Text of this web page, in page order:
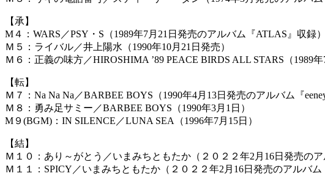
【承】
M４：WARS／PSY・S（1989年7月21日発売のアルバム『ATLAS』収録）
Ｍ５：ライバル／井上陽水（1990年10月21日発売）
Ｍ６：正義の味方／HIROSHIMA ’89 PEACE BIRDS ALL STARS（1989年
【転】
Ｍ７：Na Na Na／BARBEE BOYS（1990年4月13日発売のアルバム『eeney
Ｍ８：勇み足サミー／BARBEE BOYS（1990年3月1日）
M９(BGM)：IN SILENCE／LUNA SEA（1996年7月15日）
【結】
Ｍ１０：あり～がとう／いまみちともたか（２０２２年2月16日発売の
Ｍ１１：SPICY／いまみちともたか（２０２２年2月16日発売のアルバム